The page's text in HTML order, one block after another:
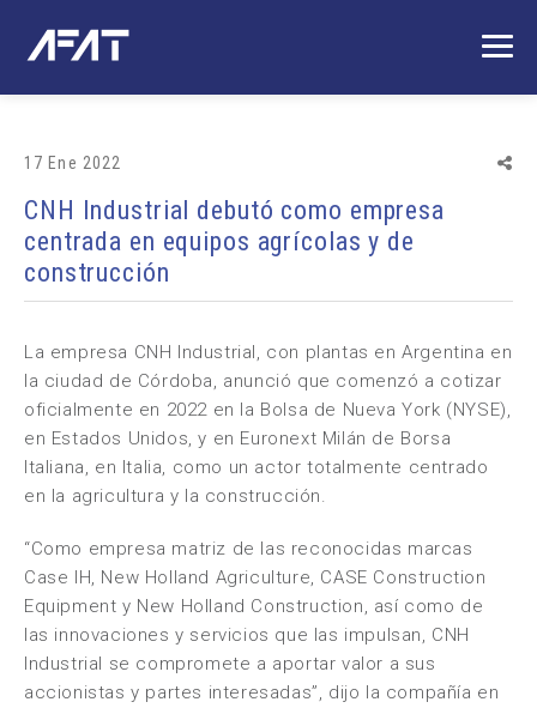
17 Ene 2022
CNH Industrial debutó como empresa
centrada en equipos agrícolas y de
construcción
La empresa CNH Industrial, con plantas en Argentina en
la ciudad de Córdoba, anunció que comenzó a cotizar
oficialmente en 2022 en la Bolsa de Nueva York (NYSE),
en Estados Unidos, y en Euronext Milán de Borsa
Italiana, en Italia, como un actor totalmente centrado
en la agricultura y la construcción.
“Como empresa matriz de las reconocidas marcas
Case IH, New Holland Agriculture, CASE Construction
Equipment y New Holland Construction, así como de
las innovaciones y servicios que las impulsan, CNH
Industrial se compromete a aportar valor a sus
accionistas y partes interesadas”, dijo la compañía en